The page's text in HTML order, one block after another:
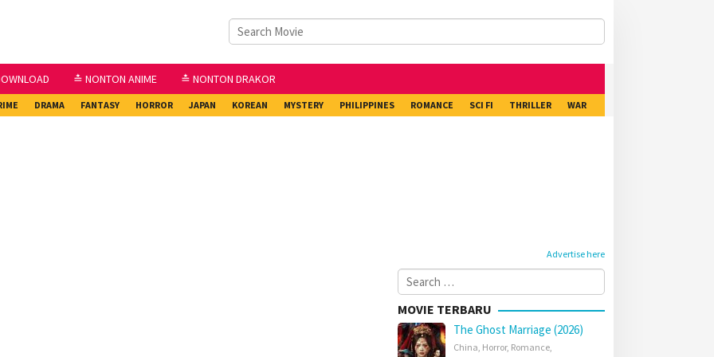
≛ NONTON ANIME ≛ NONTON DRAKOR
DRAMA FANTASY HORROR JAPAN KOREAN MYSTERY PHILIPPINES ROMANCE SCI FI THRILLER WAR
Advertise here
Search
for:
MOVIE TERBARU
The Ghost Marriage (2026)
China, Horror, Romance,